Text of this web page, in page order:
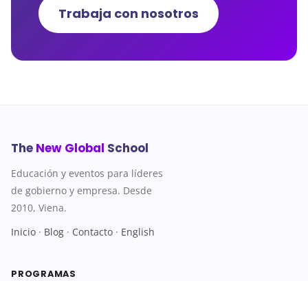
Trabaja con nosotros
The New Global School
Educación y eventos para líderes
de gobierno y empresa. Desde
2010, Viena.
Inicio · Blog · Contacto · English
PROGRAMAS